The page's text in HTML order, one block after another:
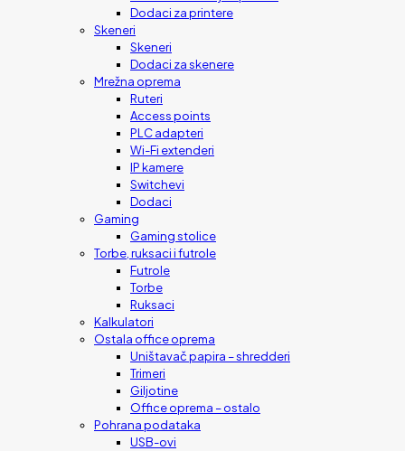
Dodaci za printere
Skeneri
Skeneri
Dodaci za skenere
Mrežna oprema
Ruteri
Access points
PLC adapteri
Wi-Fi extenderi
IP kamere
Switchevi
Dodaci
Gaming
Gaming stolice
Torbe, ruksaci i futrole
Futrole
Torbe
Ruksaci
Kalkulatori
Ostala office oprema
Uništavač papira – shredderi
Trimeri
Giljotine
Office oprema – ostalo
Pohrana podataka
USB-ovi